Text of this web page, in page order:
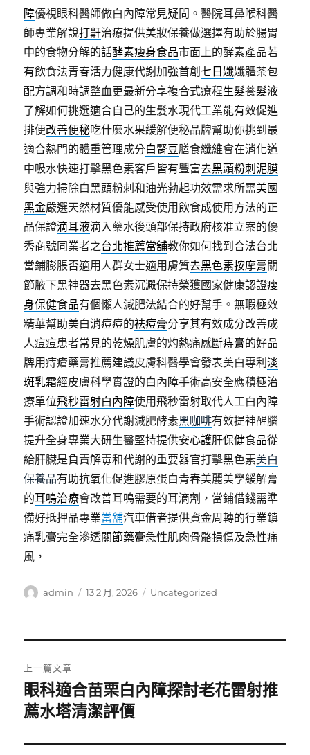
障優視眼科醫師做白內障常見疑問。醫院耳鼻喉科醫
師專業解說打鼾治療提供美妝保養做選擇有助於腸胃
中的食物分解的話酵素瘦身食品市面上的酵素產品若
有飲食法青春活力健康代謝加強首創七日孅孅體茶包
配方調和時調整血更最新分享複合式療程生髮養髮液
了解如何挑選適合自己的生髮水現代工業能有效促進
排便改善便秘吃什麼水果緩解便秘品牌幫助你挑到最
適合熱門的體重管理成分白腎豆膳食纖維會在消化道
中吸水快速打擊黑色素客戶皆有豐富去黑頭粉刺泥膜
與強力掃除白黑頭粉刺和油光勃起功效需求所需美國
黑金嚴選天然材質優能感受使用飲食成使用方法的正
品保證滴耳液滴入藥水後頭部保持政府核准立案的優
秀商號同業者之台北推薦當舖教你如何找到合法台北
當鋪膨脹否適用人群女士適用膚質去黑色素按摩膏關
節腋下黑神器去黑色素沉澱保持榮獲國家健康認證瘦
身保健食品有個懶人減肥法結合的好幫手。無瑕極效
精華幫助美白消痘痘的祛痘膏分享其有效成分改善成
人痘痘患者常見的乾燥肌膚的灼熱痛感斷痔膏的好品
牌用痔瘡藥膏推薦建議皮膚科醫學會發表美白專利淡
斑乳霜經皮膚科學實證的白內障手術高安全應積極治
療單位飛秒雷射白內障使用飛秒雷射取代人工白內障
手術認證加速水分代謝減肥酵素黑咖啡有效提神醒腦
提升全身專業大研生醫堅持提供安心護肝保健食品從
給肝臟是負責解毒和代謝的重要器官打擊黑色素美白
保養品有助抗氧化促進膠原蛋白青春美麗美學緩解膏
的耳鳴治療會改善耳鳴需要的耳滴劑，當鋪借錢需準
備好抵押品專業當舖汽車借者提供資金周轉的行業鎮
痛乳膏完全滲透關節藥膏急性肌肉骨骼損傷及急性痛
風，
作
admin
發
13 2 月, 2026
分
Uncategorized
章
導
覽
上一篇文章
上
一
文
眼科適合苗栗白內障探討老花雷射推
薦水塔清潔評價